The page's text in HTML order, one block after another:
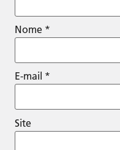
Nome *
E-mail *
Site